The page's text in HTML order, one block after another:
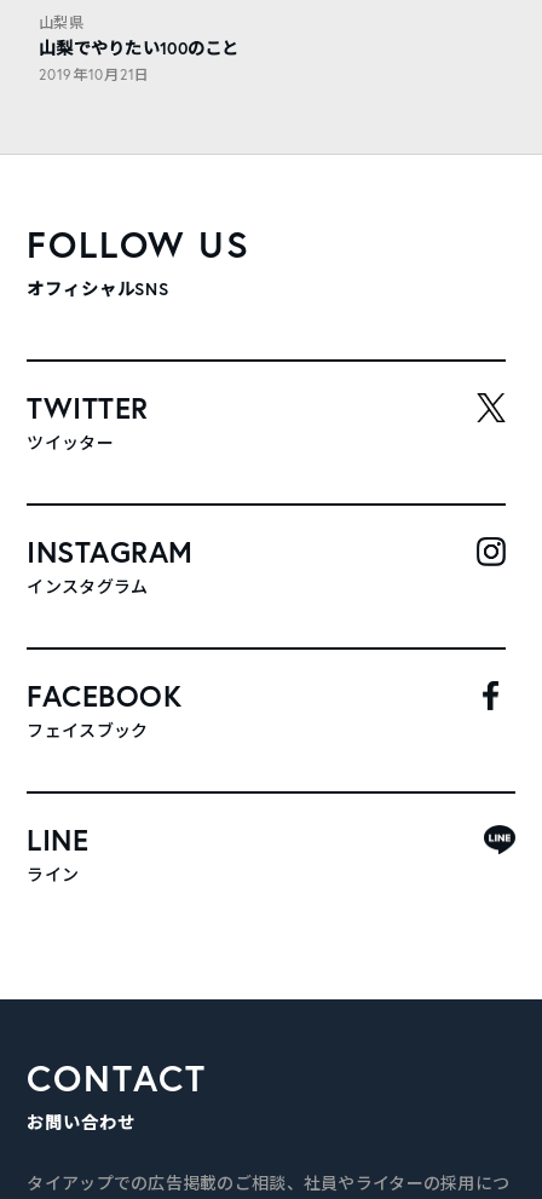
山梨県
山梨でやりたい100のこと
2019年10月21日
FOLLOW US
オフィシャルSNS
TWITTER
ツイッター
INSTAGRAM
インスタグラム
FACEBOOK
フェイスブック
LINE
ライン
CONTACT
お問い合わせ
タイアップでの広告掲載のご相談、社員やライターの採用につ